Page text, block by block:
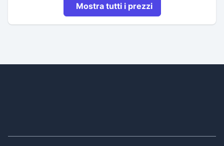
Mostra tutti i prezzi